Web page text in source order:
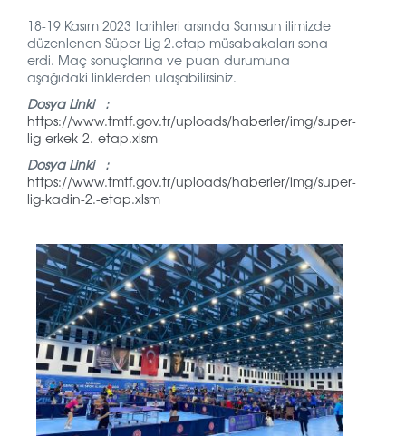
18-19 Kasım 2023 tarihleri arsında Samsun ilimizde
düzenlenen Süper Lig 2.etap müsabakaları sona
erdi. Maç sonuçlarına ve puan durumuna
aşağıdaki linklerden ulaşabilirsiniz.
Dosya Linki :
https://www.tmtf.gov.tr/uploads/haberler/img/super-
lig-erkek-2.-etap.xlsm
Dosya Linki :
https://www.tmtf.gov.tr/uploads/haberler/img/super-
lig-kadin-2.-etap.xlsm